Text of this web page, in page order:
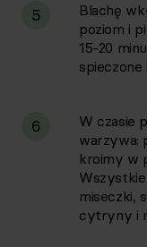
5
Blachę
poziom i
15-20
spieczone
6
W czasie
warzywa:
kroimy w
miseczki,
cytryny i